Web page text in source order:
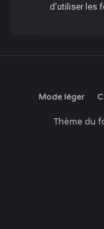
d’utiliser les
Mode léger
Thème du